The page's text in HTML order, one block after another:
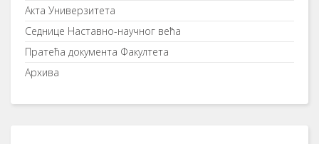
Акта Универзитета
Седнице Наставно-научног већа
Пратећа документа Факултета
Архива